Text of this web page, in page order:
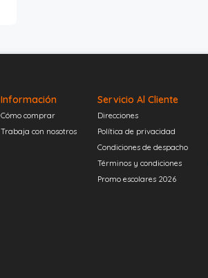
Información
Cómo comprar
Trabaja con nosotros
Servicio Al Cliente
Direcciones
Política de privacidad
Condiciones de despacho
Términos y condiciones
Promo escolares 2026